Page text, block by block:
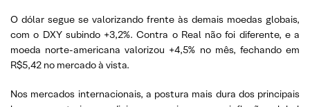
O dólar segue se valorizando frente às demais moedas globais,
com o DXY subindo +3,2%. Contra o Real não foi diferente, e a
moeda norte-americana valorizou +4,5% no mês, fechando em
R$5,42 no mercado à vista.
Nos mercados internacionais, a postura mais dura dos principais